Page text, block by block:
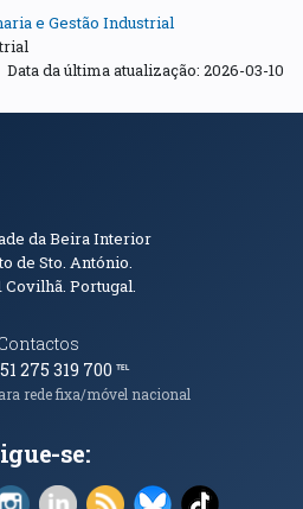
e Gestão Industrial
Data da última atualização: 2026-03-10
Contacto
da Beira Interior
de Sto. António.
Covilhã. Portugal.
275 319 700℡
rede fixa/móvel nacional
se:
em nova janela)
nova janela)
(abre em nova janela)
Instagram (abre em nova janela)
LinkedIn (abre em nova
RSS (abre em nova
Bluesky (abre
TikTok